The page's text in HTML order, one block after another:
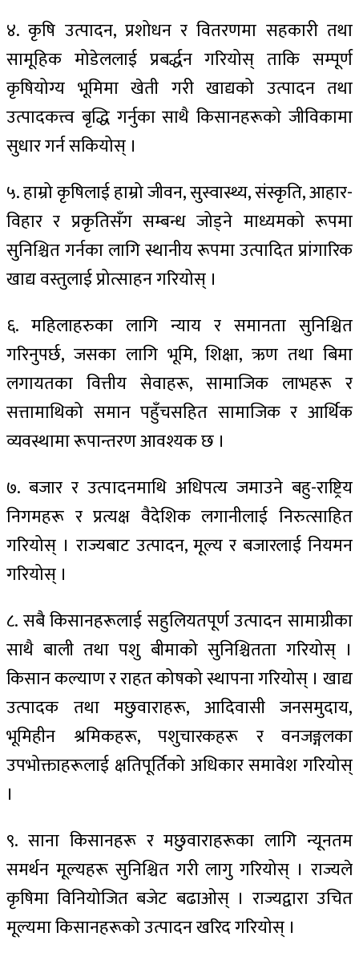
४. कृषि उत्पादन, प्रशोधन र वितरणमा सहकारी तथा
सामूहिक मोडेललाई प्रबर्द्धन गरियोस् ताकि सम्पूर्ण
कृषियोग्य भूमिमा खेती गरी खाद्यको उत्पादन तथा
उत्पादकत्त्व बृद्धि गर्नुका साथै किसानहरूको जीविकामा
सुधार गर्न सकियोस् ।
५. हाम्रो कृषिलाई हाम्रो जीवन, सुस्वास्थ्य, संस्कृति, आहार-
विहार र प्रकृतिसँग सम्बन्ध जोड्ने माध्यमको रूपमा
सुनिश्चित गर्नका लागि स्थानीय रूपमा उत्पादित प्रांगारिक
खाद्य वस्तुलाई प्रोत्साहन गरियोस् ।
६. महिलाहरुका लागि न्याय र समानता सुनिश्चित
गरिनुपर्छ, जसका लागि भूमि, शिक्षा, ऋण तथा बिमा
लगायतका वित्तीय सेवाहरू, सामाजिक लाभहरू र
सत्तामाथिको समान पहुँचसहित सामाजिक र आर्थिक
व्यवस्थामा रूपान्तरण आवश्यक छ ।
७. बजार र उत्पादनमाथि अधिपत्य जमाउने बहु-राष्ट्रिय
निगमहरू र प्रत्यक्ष वैदेशिक लगानीलाई निरुत्साहित
गरियोस् । राज्यबाट उत्पादन, मूल्य र बजारलाई नियमन
गरियोस् ।
८. सबै किसानहरूलाई सहुलियतपूर्ण उत्पादन सामाग्रीका
साथै बाली तथा पशु बीमाको सुनिश्चितता गरियोस् ।
किसान कल्याण र राहत कोषको स्थापना गरियोस् । खाद्य
उत्पादक तथा मछुवाराहरू, आदिवासी जनसमुदाय,
भूमिहीन श्रमिकहरू, पशुचारकहरू र वनजङ्गलका
उपभोक्ताहरूलाई क्षतिपूर्तिको अधिकार समावेश गरियोस्
।
९. साना किसानहरू र मछुवाराहरूका लागि न्यूनतम
समर्थन मूल्यहरू सुनिश्चित गरी लागु गरियोस् । राज्यले
कृषिमा विनियोजित बजेट बढाओस् । राज्यद्वारा उचित
मूल्यमा किसानहरूको उत्पादन खरिद गरियोस् ।